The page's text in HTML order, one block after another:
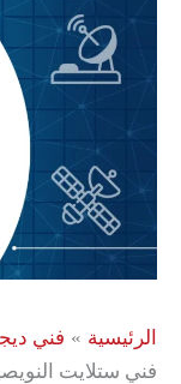
الرئيسية
فني